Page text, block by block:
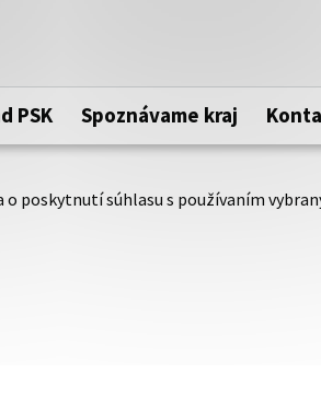
Táto stránka je
zabezpečenú webovú
https:// pred názvom
PSK Spoznávame kraj
o poskytnutí súhlasu s používaním